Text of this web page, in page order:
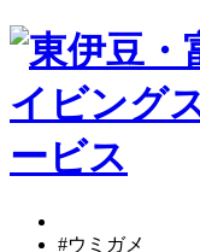
#ウミガメ